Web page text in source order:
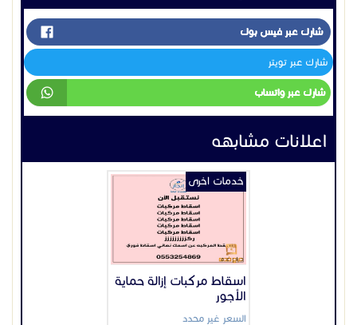
شارك عبر فيس بوك
شارك عبر تويتر
شارك عبر واتساب
اعلانات مشابهه
اسقاط مركبات إزالة حماية
الأجور
السعر غير محدد
خدمات اخرى